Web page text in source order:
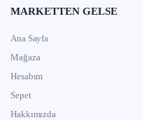
MARKETTEN GELSE
Ana Sayfa
Mağaza
Hesabım
Sepet
Hakkımızda